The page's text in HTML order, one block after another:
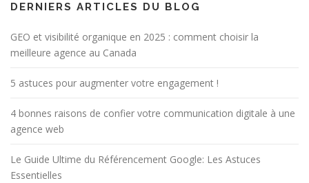
DERNIERS ARTICLES DU BLOG
GEO et visibilité organique en 2025 : comment choisir la
meilleure agence au Canada
5 astuces pour augmenter votre engagement !
4 bonnes raisons de confier votre communication digitale à une
agence web
Le Guide Ultime du Référencement Google: Les Astuces
Essentielles